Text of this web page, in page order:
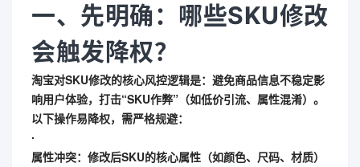
一、先明确：哪些SKU修改
会触发降权？
淘宝对SKU修改的核心风控逻辑是： 避免商品信息不稳定影
响用户体验，打击“SKU作弊”（如低价引流、属性混淆） 。
以下操作易降权，需严格规避：
∙
属性冲突：修改后SKU的核心属性（如颜色、尺码、材质）